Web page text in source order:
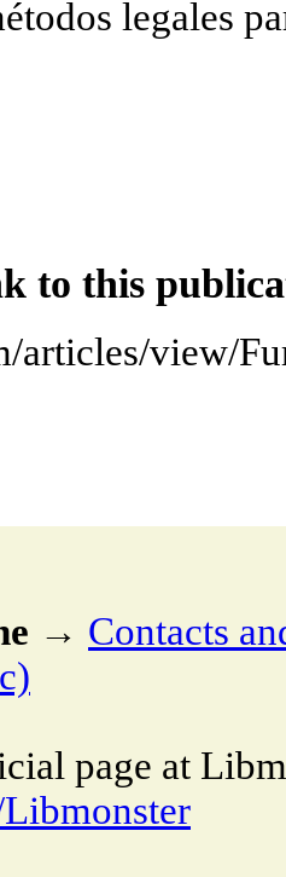
legales
to this
articles/view/
→ Contacts
page at